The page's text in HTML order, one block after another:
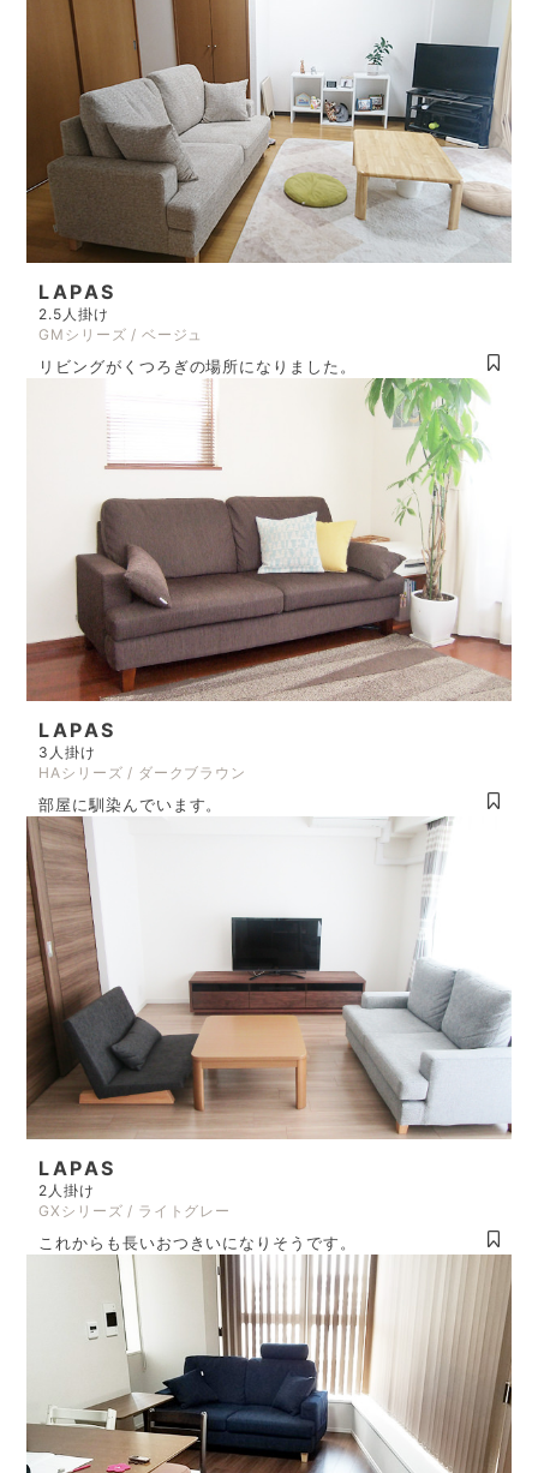
LAPAS
2.5人掛け
GMシリーズ / ベージュ
リビングがくつろぎの場所になりました。
LAPAS
3人掛け
HAシリーズ / ダークブラウン
部屋に馴染んでいます。
LAPAS
2人掛け
GXシリーズ / ライトグレー
これからも長いおつきいになりそうです。